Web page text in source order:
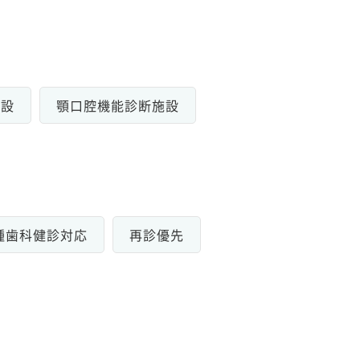
顎口腔機能診断施設
歯科健診対応 再診優先